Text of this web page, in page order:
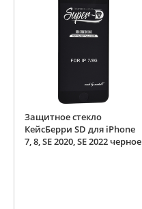
Защитное стекло
КейсБерри SD для iPhone
7, 8, SE 2020, SE 2022 черное